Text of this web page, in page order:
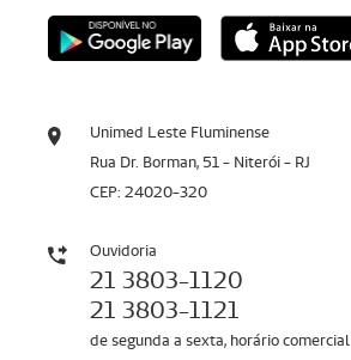
Unimed Leste Fluminense
Rua Dr. Borman, 51 - Niterói - RJ
CEP: 24020-320
Ouvidoria
21 3803-1120
21 3803-1121
de segunda a sexta, horário comercial